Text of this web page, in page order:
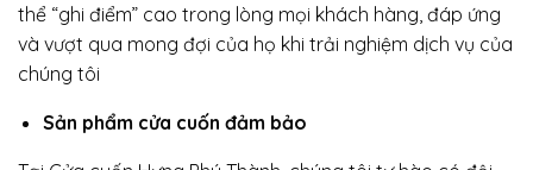
thể “ghi điểm” cao trong lòng mọi khách hàng, đáp ứng
và vượt qua mong đợi của họ khi trải nghiệm dịch vụ của
chúng tôi
Sản phẩm cửa cuốn đảm bảo